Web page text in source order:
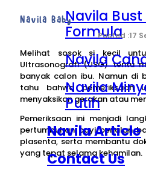
Navila Bust
Formula
Navila
Navila
Putih
Navila Article
Contact Us
Navila Baby
17
Melihat sosok si kecil
Ultrasonografi (USG) tentu
banyak calon ibu. Namun di
tahu bahwa pemeriksaan
menyaksikan gerakan atau
Pemeriksaan ini menjadi
pertumbuhan bayi berjalan
plasenta, serta membantu
yang tepat selama kehamilan.